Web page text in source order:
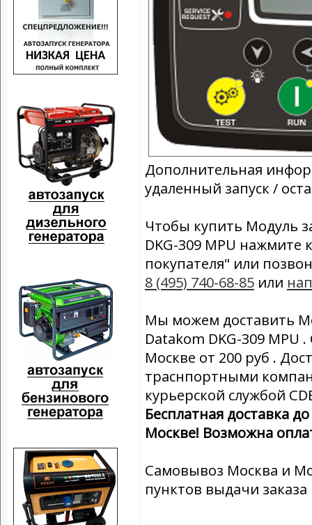
Дополнительная
удаленный запуск /
Чтобы купить Модуль
DKG-309 MPU нажмите
покупателя" или
8 (495) 740-68-85 или
Мы можем доставить
Datakom DKG-309 MPU
Москве от 200 руб .
траснпортными
курьерской службой
Бесплатная доставка
Москве! Возможна
Самовывоз Москва и
пунктов выдачи заказа